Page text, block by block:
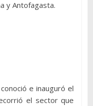
y Antofagasta.
e inauguró el
el sector que